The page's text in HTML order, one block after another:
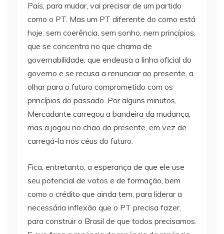
País, para mudar, vai precisar de um partido
como o PT. Mas um PT diferente do como está
hoje: sem coerência, sem sonho, nem princípios,
que se concentra no que chama de
governabilidade, que endeusa a linha oficial do
governo e se recusa a renunciar ao presente, a
olhar para o futuro comprometido com os
princípios do passado. Por alguns minutos,
Mercadante carregou a bandeira da mudança,
mas a jogou no chão do presente, em vez de
carregá-la nos céus do futuro.
Fica, entretanto, a esperança de que ele use
seu potencial de votos e de formação, bem
como o crédito que ainda tem, para liderar a
necessária inflexão que o PT precisa fazer,
para construir o Brasil de que todos precisamos.